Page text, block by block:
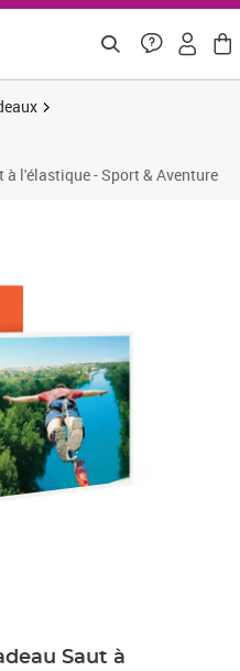
à l'élastique - Sport & Aventure
Saut à